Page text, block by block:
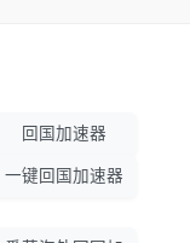
回国加速器
一键回国加速器